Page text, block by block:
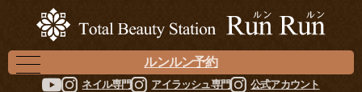
ルンルン予約
ネイル専門 アイラッシュ専門 公式アカウント